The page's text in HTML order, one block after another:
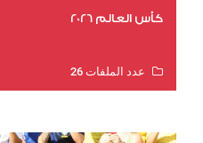
كأس العالم 2026
عدد الملفات 26